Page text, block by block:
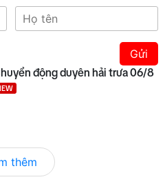
Gửi
động duyên hải trưa 06/8
thêm